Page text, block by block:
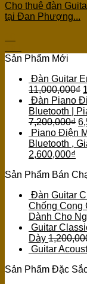
Cho thuê đàn
tại Đan Phượng...
Sản Phẩm Mới
Đàn Guitar
11,000,000₫
Đàn Piano
Bluetooth |
7,200,000₫
Piano Điện
Bluetooth ,
2,600,000₫
Sản Phẩm Bán
Đàn Guitar
Chống Cong
Dành Cho
Guitar
Dày
Guitar
Sản Phẩm Đặc